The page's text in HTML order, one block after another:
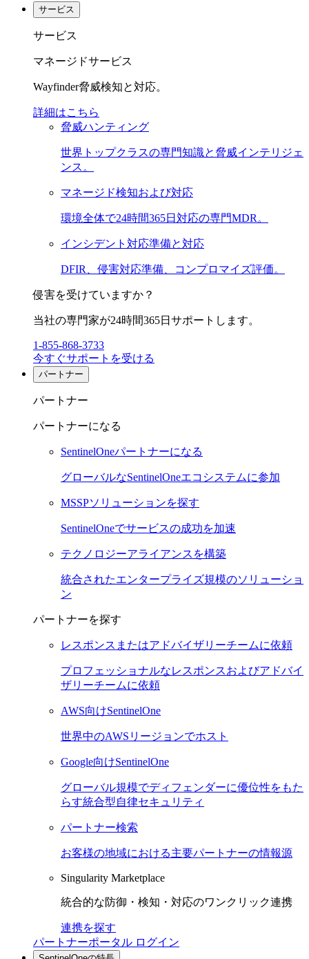
サービス
サービス
マネージドサービス
Wayfinder脅威検知と対応。
詳細はこちら
脅威ハンティング
世界トップクラスの専門知識と脅威インテリジェ
ンス。
マネージド検知および対応
環境全体で24時間365日対応の専門MDR。
インシデント対応準備と対応
DFIR、侵害対応準備、コンプロマイズ評価。
侵害を受けていますか？
当社の専門家が24時間365日サポートします。
1-855-868-3733
今すぐサポートを受ける
パートナー
パートナー
パートナーになる
SentinelOneパートナーになる
グローバルなSentinelOneエコシステムに参加
MSSPソリューションを探す
SentinelOneでサービスの成功を加速
テクノロジーアライアンスを構築
統合されたエンタープライズ規模のソリューショ
ン
パートナーを探す
レスポンスまたはアドバイザリーチームに依頼
プロフェッショナルなレスポンスおよびアドバイ
ザリーチームに依頼
AWS向けSentinelOne
世界中のAWSリージョンでホスト
Google向けSentinelOne
グローバル規模でディフェンダーに優位性をもた
らす統合型自律セキュリティ
パートナー検索
お客様の地域における主要パートナーの情報源
Singularity Marketplace
統合的な防御・検知・対応のワンクリック連携
連携を探す
パートナーポータル ログイン